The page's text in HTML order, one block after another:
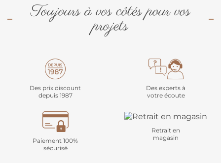
Toujours à vos côtés pour vos
projets
Des prix discount
depuis 1987
Des experts à
votre écoute
Paiement 100%
sécurisé
Retrait en
magasin